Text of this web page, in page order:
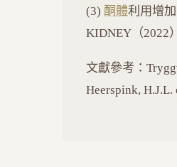
(3) 酮體利用增
KIDNEY（2022
文獻參考：
Heerspink, H.J.L.